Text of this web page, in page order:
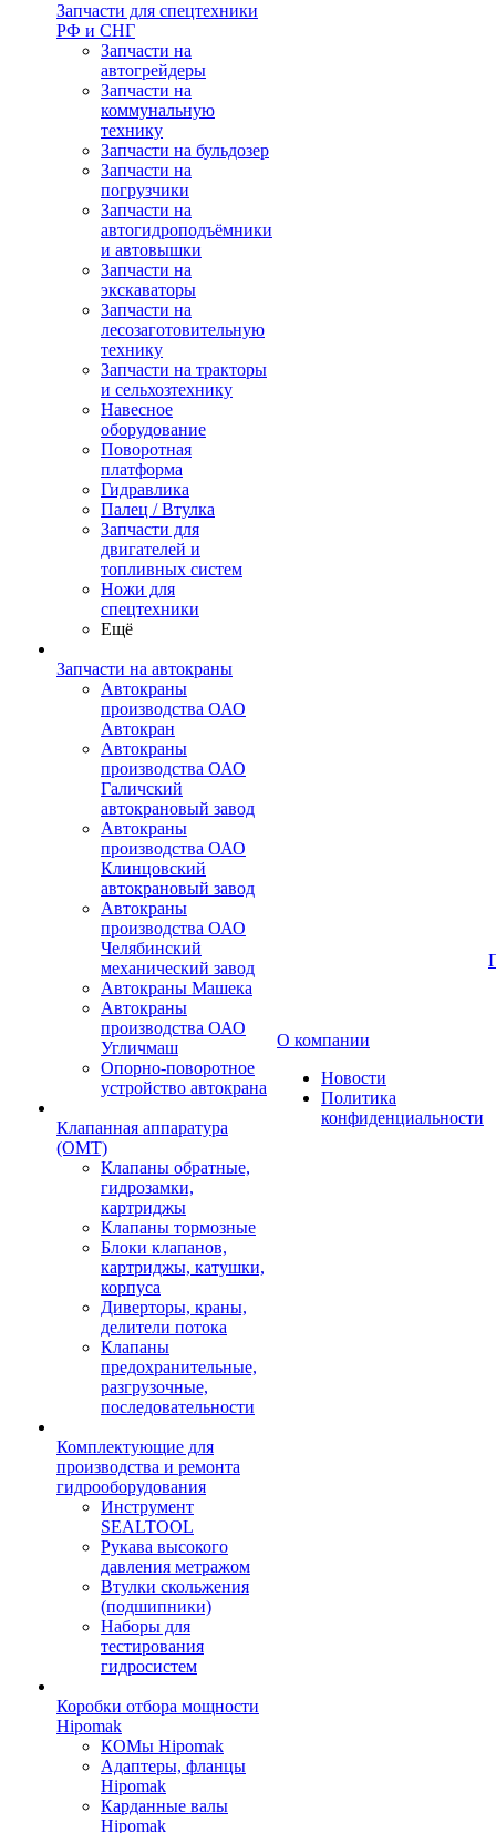
Запчасти для спецтехники
РФ и СНГ
Запчасти на
автогрейдеры
Запчасти на
коммунальную
технику
Запчасти на бульдозер
Запчасти на
погрузчики
Запчасти на
автогидроподъёмники
и автовышки
Запчасти на
экскаваторы
Запчасти на
лесозаготовительную
технику
Запчасти на тракторы
и сельхозтехнику
Навесное
оборудование
Поворотная
платформа
Гидравлика
Палец / Втулка
Запчасти для
двигателей и
топливных систем
Ножи для
спецтехники
Ещё
Запчасти на автокраны
Автокраны
производства ОАО
Автокран
Автокраны
производства ОАО
Галичский
автокрановый завод
Автокраны
производства ОАО
Клинцовский
автокрановый завод
Автокраны
производства ОАО
Челябинский
механический завод
Автокраны Машека
Автокраны
производства ОАО
Угличмаш
Опорно-поворотное
устройство автокрана
Клапанная аппаратура
(OMT)
Клапаны обратные,
гидрозамки,
картриджы
Клапаны тормозные
Блоки клапанов,
картриджы, катушки,
корпуса
Диверторы, краны,
делители потока
Клапаны
предохранительные,
разгрузочные,
последовательности
Комплектующие для
производства и ремонта
гидрооборудования
Инструмент
SEALTOOL
Рукава высокого
давления метражом
Втулки скольжения
(подшипники)
Наборы для
тестирования
гидросистем
Коробки отбора мощности
Hipomak
КОМы Hipomak
Адаптеры, фланцы
Hipomak
Карданные валы
Hipomak
О компании
Новости
Политика
конфиденциальности